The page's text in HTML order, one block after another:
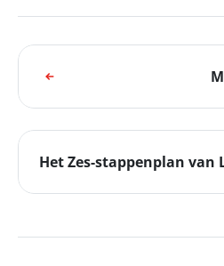
Het Zes-stappenplan van